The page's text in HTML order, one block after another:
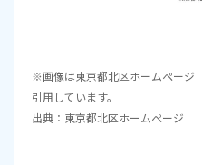
※画像は東京都北区ホームページ
引用しています。
出典：東京都北区ホームページ